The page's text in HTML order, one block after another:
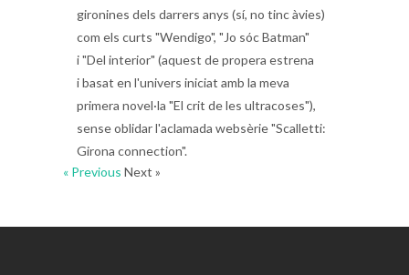
gironines dels darrers anys (sí, no tinc àvies)
com els curts "Wendigo", "Jo sóc Batman"
i "Del interior" (aquest de propera estrena
i basat en l'univers iniciat amb la meva
primera novel·la "El crit de les ultracoses"),
sense oblidar l'aclamada websèrie "Scalletti:
Girona connection".
« Previous Next »